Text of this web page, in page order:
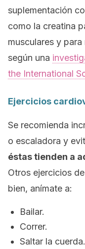
suplementación
como la creatina
musculares y
según una
the International
Ejercicios
Se recomienda
o escaladora y
éstas tienden a
Otros ejercicios
bien, anímate a:
Bailar.
Correr.
Saltar la cuerda.